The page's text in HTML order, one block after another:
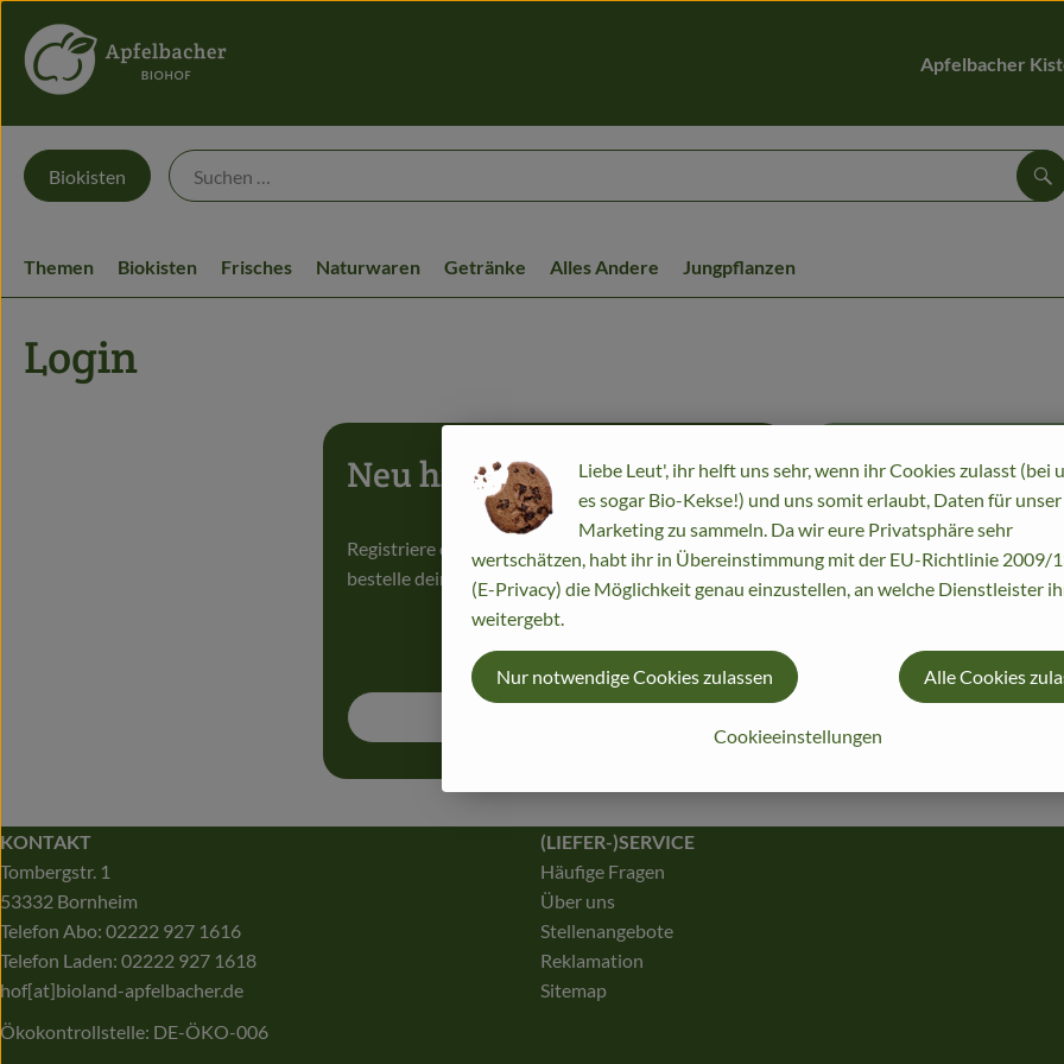
Apfelbacher
Biokisten
Themen Biokisten Frisches Naturwaren Getränke Alles Andere Jungpflanzen
Login
Neu hier?
Registriere dich hier im Handumdrehen und
bestelle deine erste Ökokiste!
Du bist schon
Jetzt
KONTAKT
Tombergstr. 1
53332 Bornheim
Telefon Abo: 02222 927 1616
Telefon Laden: 02222 927 1618
hof[at]bioland-apfelbacher.de
Ökokontrollstelle: DE-ÖKO-006
(LIEFER-)SERVICE
Häufige Fragen
Über uns
Stellenangebote
Reklamation
Sitemap
Liebe Leut', ihr helft uns sehr, wenn ihr Cookies zulasst (bei
es sogar Bio-Kekse!) und uns somit erlaubt, Daten für unser
Marketing zu sammeln. Da wir eure Privatsphäre sehr
wertschätzen, habt ihr in Übereinstimmung mit der EU-Richtlinie 2009/
(E-Privacy) die Möglichkeit genau einzustellen, an welche Dienstleister
weitergebt.
Cookieeinstellungen
Nur notwendige Cookies zulassen Alle Cookies